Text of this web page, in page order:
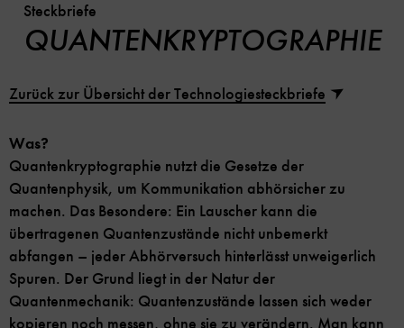
Steckbriefe
QUANTENKRYPTOGRAPHIE
Zurück zur Übersicht der Technologiesteckbriefe
Was?
Quantenkryptographie nutzt die Gesetze der
Quantenphysik, um Kommunikation abhörsicher zu
machen. Das Besondere: Ein Lauscher kann die
übertragenen Quantenzustände nicht unbemerkt
abfangen – jeder Abhörversuch hinterlässt unweigerlich
Spuren. Der Grund liegt in der Natur der
Quantenmechanik: Quantenzustände lassen sich weder
kopieren noch messen, ohne sie zu verändern. Man kann